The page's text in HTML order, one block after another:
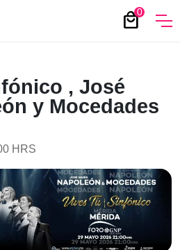
0
local_mall
, José
y Mocedades
HRS